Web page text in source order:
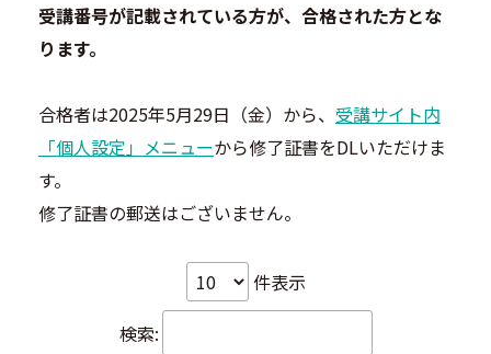
受講番号が記載されている方が、合格された方とな
ります。
合格者は2025年5月29日（金）から、 受講サイト内
「個人設定」メニューから修了証書をDLいただけま
す。
修了証書の郵送はございません。
件表示
検索: